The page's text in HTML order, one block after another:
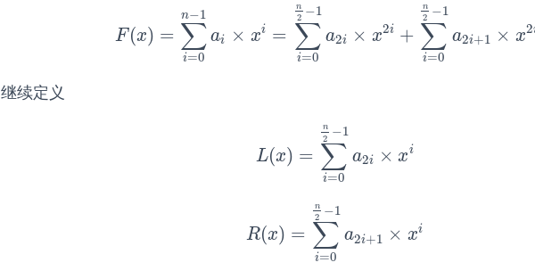
F (x) = ∑
i=0
n−1
ai × xi = ∑
i=0
n
2 −1
a2i × x2i + ∑
i=0
n
2 −1
a2i+1 × x2
F(x)= ∑i= 0n −1a i× xi= ∑i= 0n −1a 2i ×x2 +∑ = n2−1a 2i+ 1×
继续定义
L(x) = ∑
i=0
n
2 −1
a2i × xi
L(x)= ∑i= 0 −1 a2 ×x
R(x) = ∑
i=0
n
2 −1
a2i+1 × xi
R(x)= ∑i= 0n −1a2 +1 ×x